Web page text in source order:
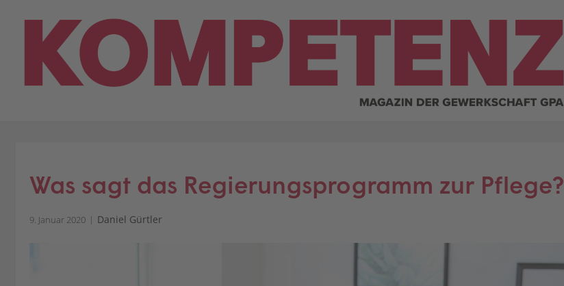
Was sagt das Regierungsprogramm zur Pflege?
9. Januar 2020 Daniel Gürtler